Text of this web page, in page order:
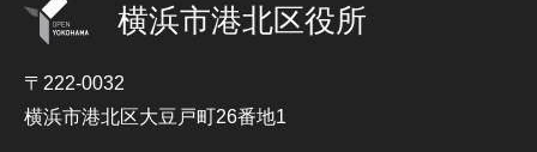
横浜市港北区役所
〒222-0032
横浜市港北区大豆戸町26番地1